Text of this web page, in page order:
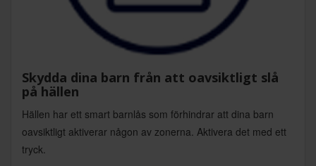
Skydda dina barn från att oavsiktligt slå
på hällen
Hällen har ett smart barnlås som förhindrar att dina barn
oavsiktligt aktiverar någon av zonerna. Aktivera det med ett
tryck.